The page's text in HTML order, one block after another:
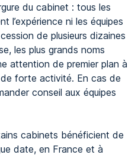
du cabinet : tous les
l’expérience ni les équipes
de plusieurs dizaines
les plus grands noms
attention de premier plan à
forte activité. En cas de
conseil aux équipes
cabinets bénéficient de
date, en France et à